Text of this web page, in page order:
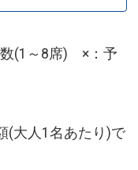
(1～8席) ×：予
(大人1名あたり)で